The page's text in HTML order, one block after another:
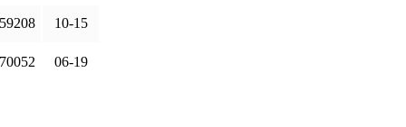
59208 10-15
70052 06-19